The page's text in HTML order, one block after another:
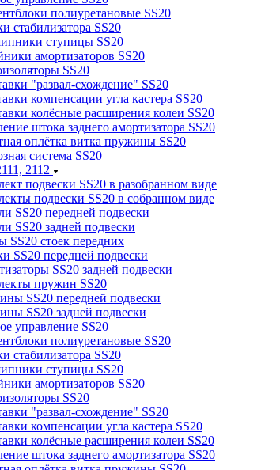
полиуретановые SS20
стабилизатора SS20
ступицы SS20
амортизаторов SS20
SS20
"развал-схождение" SS20
компенсации угла кастера SS20
колёсные расширения колеи SS20
штока заднего амортизатора SS20
оплётка витка пружины SS20
система SS20
2112
подвески SS20 в разобранном виде
подвески SS20 в собранном виде
SS20 передней подвески
SS20 задней подвески
SS20 стоек передних
SS20 передней подвески
SS20 задней подвески
пружин SS20
SS20 передней подвески
SS20 задней подвески
управление SS20
полиуретановые SS20
стабилизатора SS20
ступицы SS20
амортизаторов SS20
SS20
"развал-схождение" SS20
компенсации угла кастера SS20
колёсные расширения колеи SS20
штока заднего амортизатора SS20